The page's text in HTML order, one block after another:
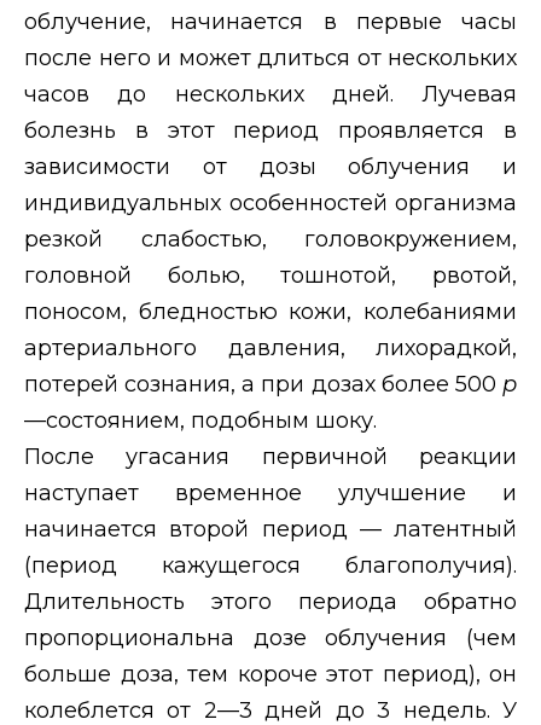
облучение, начинается в первые часы
после него и может длиться от нескольких
часов до нескольких дней. Лучевая
болезнь в этот период проявляется в
зависимости от дозы облучения и
индивидуальных особенностей организма
резкой слабостью, головокружением,
головной болью, тошнотой, рвотой,
поносом, бледностью кожи, колебаниями
артериального давления, лихорадкой,
потерей сознания, а при дозах более 500 р
—состоянием, подобным шоку.
После угасания первичной реакции
наступает временное улучшение и
начинается второй период — латентный
(период кажущегося благополучия).
Длительность этого периода обратно
пропорциональна дозе облучения (чем
больше доза, тем короче этот период), он
колеблется от 2—3 дней до 3 недель. У